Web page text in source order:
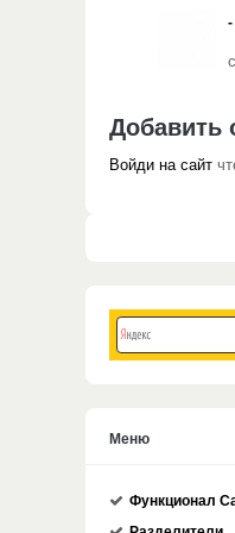
-
Добавить
Войди на сайт
Меню
Функционал